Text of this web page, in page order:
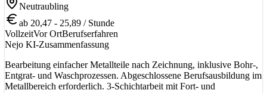
Neutraubling
ab 20,47 - 25,89 / Stunde
VollzeitVor OrtBerufserfahren
Nejo KI-Zusammenfassung
Bearbeitung einfacher Metallteile nach Zeichnung, inklusive Bohr-,
Entgrat- und Waschprozessen. Abgeschlossene Berufsausbildung im
Metallbereich erforderlich. 3-Schichtarbeit mit Fort- und